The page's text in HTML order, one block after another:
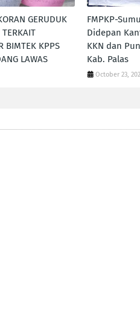
GERUDUK
BIMTEK KPPS
LAWAS
FMPKP-
Didepan
KKN dan
Kab. Palas
October 23,